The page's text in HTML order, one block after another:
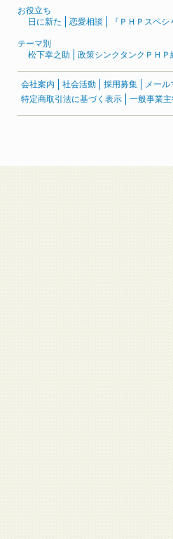
お役立ち
日に新た
恋愛相談 『ＰＨＰスペ
テーマ別
松下幸之助
政策シンクタンクＰＨＰ
会社案内 社会活動 採用募集 メール
特定商取引法に基づく表示
一般事業